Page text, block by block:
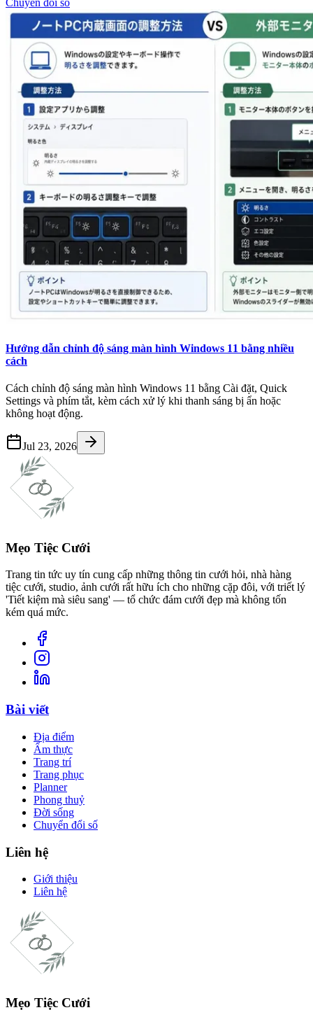
Chuyển đổi số
Hướng dẫn chỉnh độ sáng màn hình Windows 11 bằng nhiều
cách
Cách chỉnh độ sáng màn hình Windows 11 bằng Cài đặt, Quick
Settings và phím tắt, kèm cách xử lý khi thanh sáng bị ẩn hoặc
không hoạt động.
Jul 23, 2026
Mẹo Tiệc Cưới
Trang tin tức uy tín cung cấp những thông tin cưới hỏi, nhà hàng
tiệc cưới, studio, ảnh cưới rất hữu ích cho những cặp đôi, với triết lý
'Tiết kiệm mà siêu sang' — tổ chức đám cưới đẹp mà không tốn
kém quá mức.
Bài viết
Địa điểm
Ẩm thực
Trang trí
Trang phục
Planner
Phong thuỷ
Đời sống
Chuyển đổi số
Liên hệ
Giới thiệu
Liên hệ
Mẹo Tiệc Cưới